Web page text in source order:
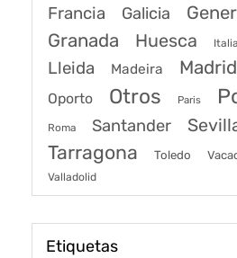
Francia Galicia
Granada Huesca Italia
Lleida Madeira Madrid
Oporto Otros Paris
Roma Santander
Tarragona Toledo
Valladolid
Etiquetas